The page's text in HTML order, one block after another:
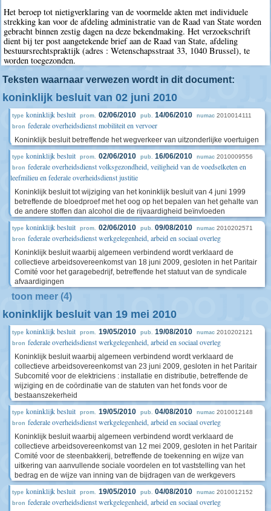
Het beroep tot nietigverklaring van de voormelde akten met individuele
strekking kan voor de afdeling administratie van de Raad van State worden
gebracht binnen zestig dagen na deze bekendmaking. Het verzoekschrift
dient bij ter post aangetekende brief aan de Raad van State, afdeling
bestuursrechtspraktijk (adres : Wetenschapsstraat 33, 1040 Brussel), te
worden toegezonden.
Teksten waarnaar verwezen wordt in dit document:
koninklijk besluit van 02 juni 2010
type koninklijk besluit prom. 02/06/2010 pub. 14/06/2010 numac 2010014111
bron federale overheidsdienst mobiliteit en vervoer
Koninklijk besluit betreffende het wegverkeer van uitzonderlijke voertuigen
type koninklijk besluit prom. 02/06/2010 pub. 16/06/2010 numac 2010009556
bron federale overheidsdienst volksgezondheid, veiligheid van de voedselketen en
leefmilieu en federale overheidsdienst justitie
Koninklijk besluit tot wijziging van het koninklijk besluit van 4 juni 1999
betreffende de bloedproef met het oog op het bepalen van het gehalte van
de andere stoffen dan alcohol die de rijvaardigheid beïnvloeden
type koninklijk besluit prom. 02/06/2010 pub. 09/08/2010 numac 2010202571
bron federale overheidsdienst werkgelegenheid, arbeid en sociaal overleg
Koninklijk besluit waarbij algemeen verbindend wordt verklaard de
collectieve arbeidsovereenkomst van 18 juni 2009, gesloten in het Paritair
Comité voor het garagebedrijf, betreffende het statuut van de syndicale
afvaardigingen
toon meer (4)
koninklijk besluit van 19 mei 2010
type koninklijk besluit prom. 19/05/2010 pub. 19/08/2010 numac 2010202121
bron federale overheidsdienst werkgelegenheid, arbeid en sociaal overleg
Koninklijk besluit waarbij algemeen verbindend wordt verklaard de
collectieve arbeidsovereenkomst van 23 juni 2009, gesloten in het Paritair
Subcomité voor de elektriciens : installatie en distributie, betreffende de
wijziging en de coördinatie van de statuten van het fonds voor de
bestaanszekerheid
type koninklijk besluit prom. 19/05/2010 pub. 04/08/2010 numac 2010012148
bron federale overheidsdienst werkgelegenheid, arbeid en sociaal overleg
Koninklijk besluit waarbij algemeen verbindend wordt verklaard de
collectieve arbeidsovereenkomst van 12 mei 2009, gesloten in het Paritair
Comité voor de steenbakkerij, betreffende de toekenning en wijze van
uitkering van aanvullende sociale voordelen en tot vaststelling van het
bedrag en de wijze van inning van de bijdragen van de werkgevers
type koninklijk besluit prom. 19/05/2010 pub. 04/08/2010 numac 2010012152
bron federale overheidsdienst werkgelegenheid, arbeid en sociaal overleg